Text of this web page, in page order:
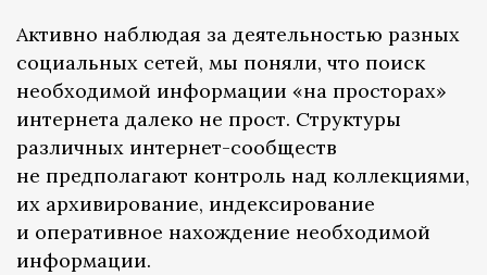
Активно наблюдая за деятельностью разных
социальных сетей, мы поняли, что поиск
необходимой информации «на просторах»
интернета далеко не прост. Структуры
различных интернет-сообществ
не предполагают контроль над коллекциями,
их архивирование, индексирование
и оперативное нахождение необходимой
информации.